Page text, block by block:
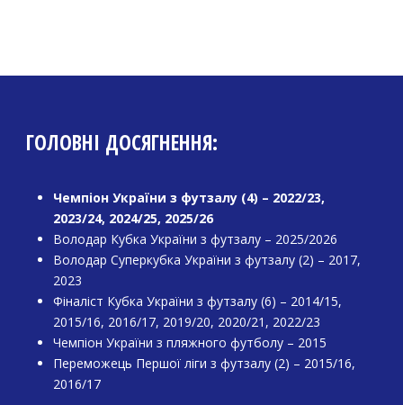
ГОЛОВНІ ДОСЯГНЕННЯ:
Чемпіон України з футзалу (4) – 2022/23,
2023/24, 2024/25, 2025/26
Володар Кубка України з футзалу – 2025/2026
Володар Суперкубка України з футзалу (2) – 2017,
2023
Фіналіст Кубка України з футзалу (6) – 2014/15,
2015/16, 2016/17, 2019/20, 2020/21, 2022/23
Чемпіон України з пляжного футболу – 2015
Переможець Першої ліги з футзалу (2) – 2015/16,
2016/17